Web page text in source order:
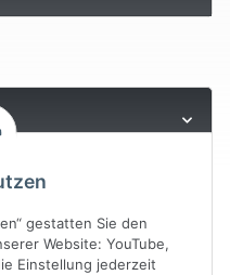
gestatten Sie den
Website: YouTube,
Einstellung jederzeit